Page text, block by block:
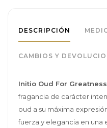
DESCRIPCIÓN
CAMBIOS Y
Initio Oud For
fragancia de carácter
oud a su máxima
fuerza y elegancia en